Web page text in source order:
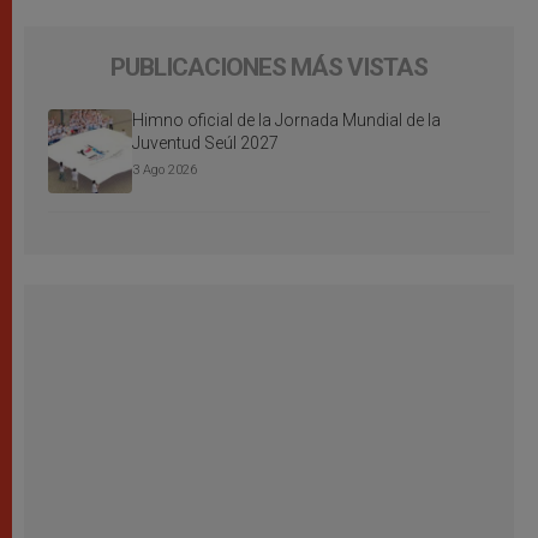
PUBLICACIONES MÁS VISTAS
Himno oficial de la Jornada Mundial de la
Juventud Seúl 2027
3 Ago 2026